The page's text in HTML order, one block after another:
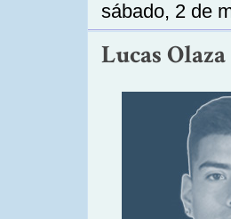
sábado, 2 de
Lucas